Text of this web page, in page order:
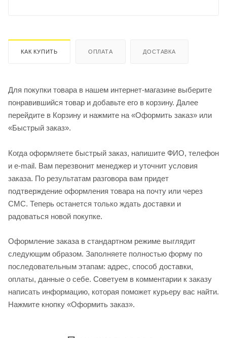
КАК КУПИТЬ ОПЛАТА ДОСТАВКА
Для покупки товара в нашем интернет-магазине выберите
понравившийся товар и добавьте его в корзину. Далее
перейдите в Корзину и нажмите на «Оформить заказ» или
«Быстрый заказ».
Когда оформляете быстрый заказ, напишите ФИО, телефон
и e-mail. Вам перезвонит менеджер и уточнит условия
заказа. По результатам разговора вам придет
подтверждение оформления товара на почту или через
СМС. Теперь останется только ждать доставки и
радоваться новой покупке.
Оформление заказа в стандартном режиме выглядит
следующим образом. Заполняете полностью форму по
последовательным этапам: адрес, способ доставки,
оплаты, данные о себе. Советуем в комментарии к заказу
написать информацию, которая поможет курьеру вас найти.
Нажмите кнопку «Оформить заказ».